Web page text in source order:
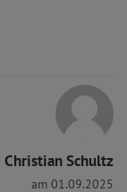
Christian Schultz
am 01.09.2025